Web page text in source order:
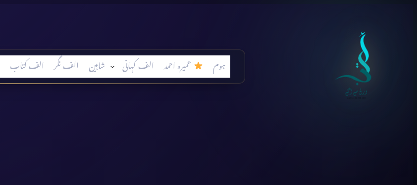
ہوم عمیرہ احمد الف کہانی شاہین الف نگر الف کتاب